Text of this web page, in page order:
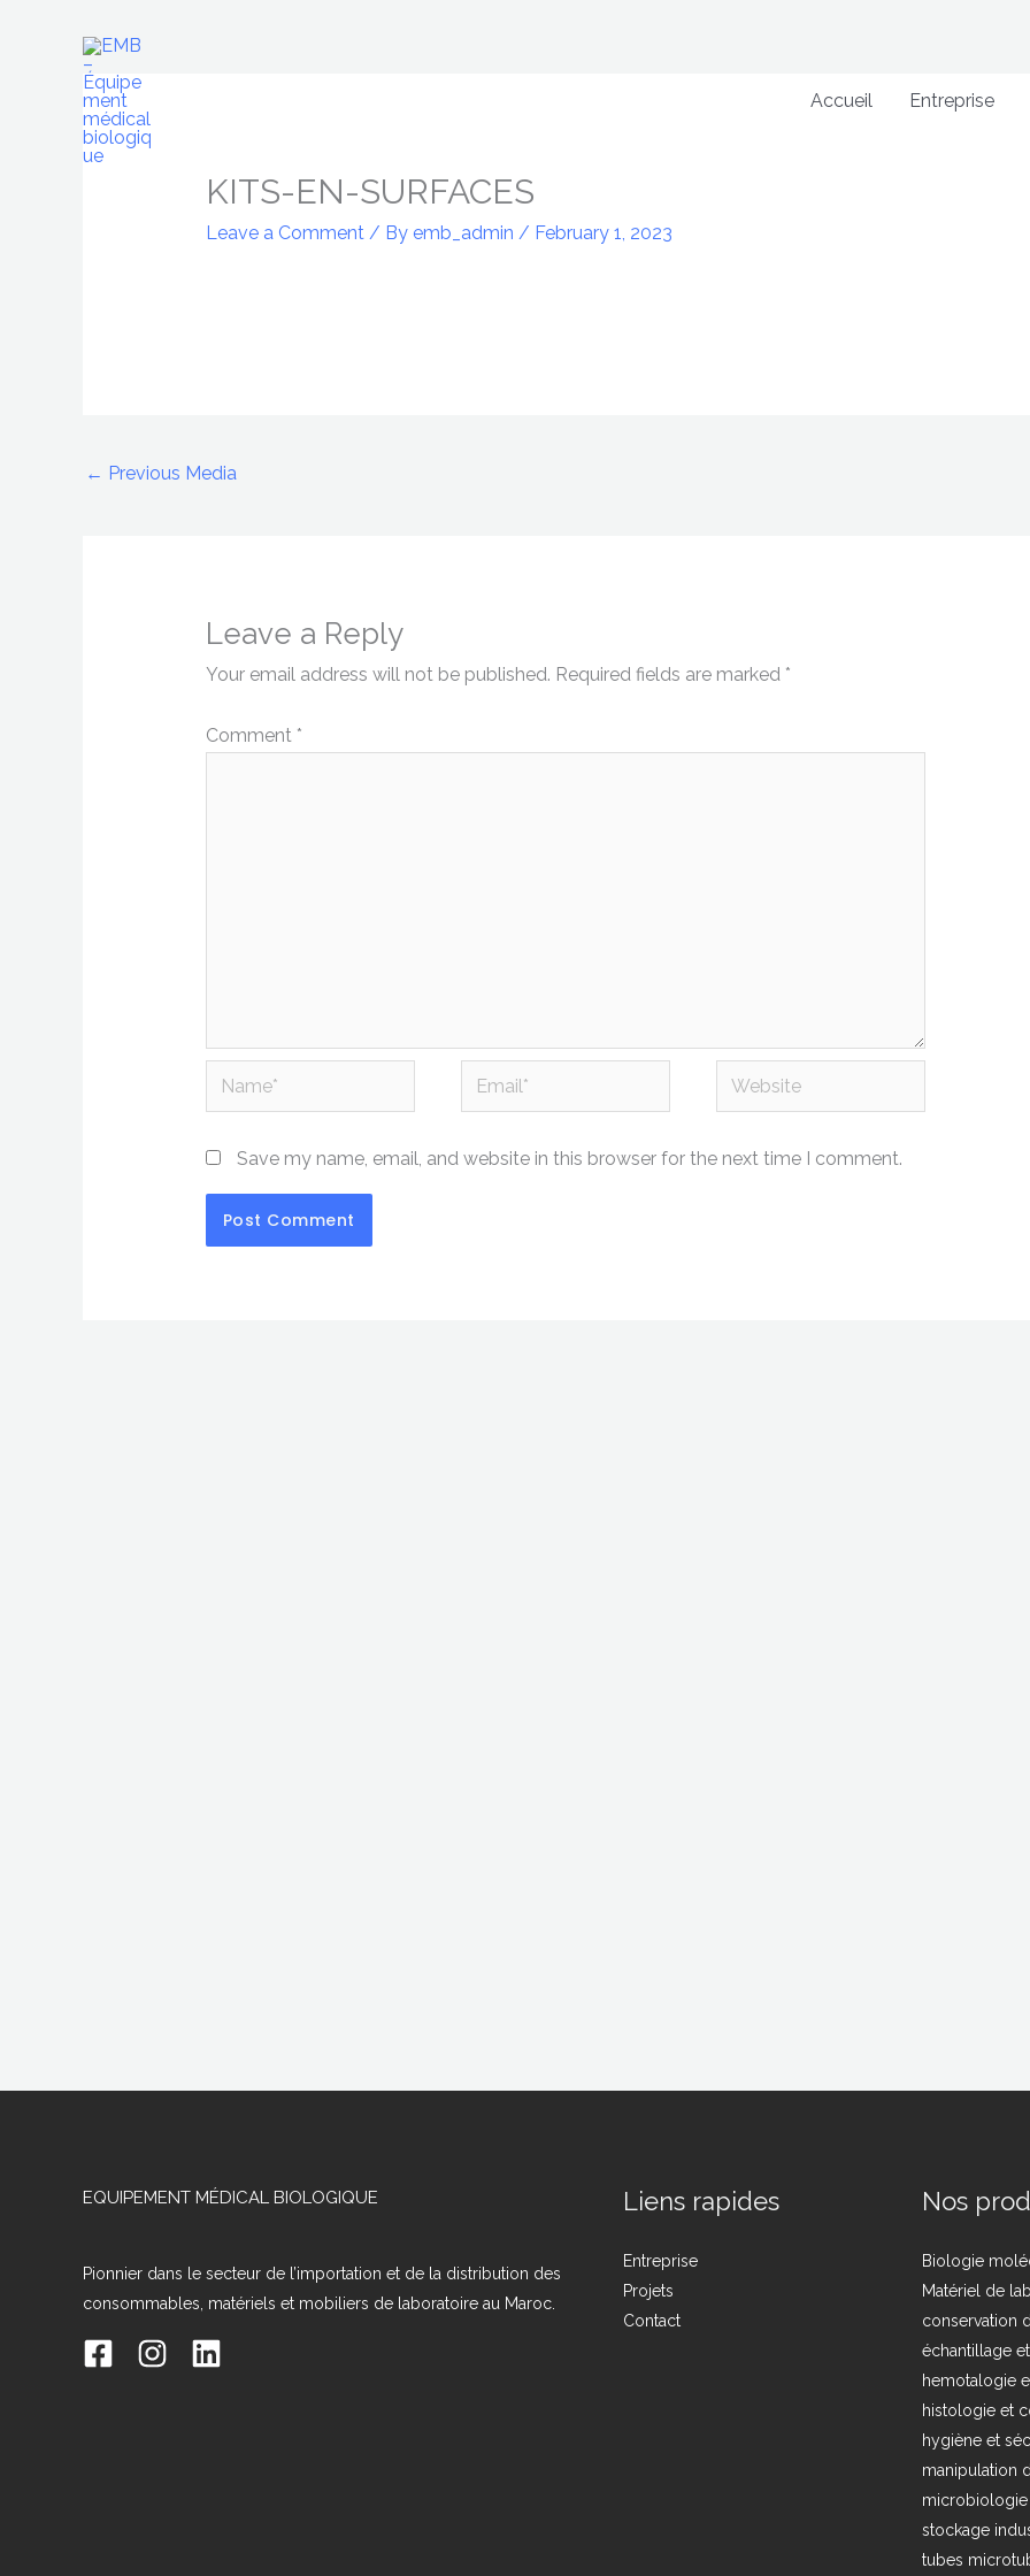
Accueil
Entreprise
KITS-EN-SURFACES
Leave a Comment / By emb_admin / February 1, 2023
← Previous Media
Leave a Reply
Your email address will not be published. Required fields are marked *
Comment *
Name* Email* Website
Save my name, email, and website in this browser for the next time I comment.
EQUIPEMENT MÉDICAL BIOLOGIQUE
Pionnier dans le secteur de l’importation et de la distribution des
consommables, matériels et mobiliers de laboratoire au Maroc.
Liens rapides
Entreprise
Projets
Contact
Nos
Biologie
Matériel de
conservation
échantillage
hemotalogie
histologie et
hygiène et
manipulation
microbiologie
stockage
tubes